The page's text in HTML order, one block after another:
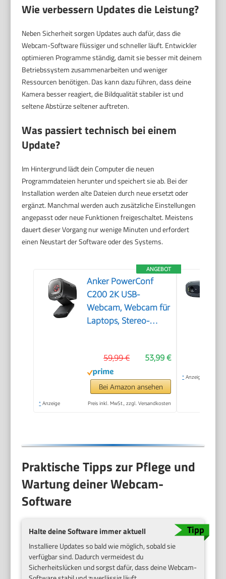
Wie verbessern Updates die Leistung?
Neben Sicherheit sorgen Updates auch dafür, dass die
Webcam-Software flüssiger und schneller läuft. Entwickler
optimieren Programme ständig, damit sie besser mit deinem
Betriebssystem zusammenarbeiten und weniger
Ressourcen benötigen. Das kann dazu führen, dass deine
Kamera besser reagiert, die Bildqualität stabiler ist und
seltene Abstürze seltener auftreten.
Was passiert technisch bei einem
Update?
Im Hintergrund lädt dein Computer die neuen
Programmdateien herunter und speichert sie ab. Bei der
Installation werden alte Dateien durch neue ersetzt oder
ergänzt. Manchmal werden auch zusätzliche Einstellungen
angepasst oder neue Funktionen freigeschaltet. Meistens
dauert dieser Vorgang nur wenige Minuten und erfordert
einen Neustart der Software oder des Systems.
ANGEBOT
Anker PowerConf
C200 2K USB-
Webcam, Webcam für
Laptops, Stereo-
53,99 €
59,99 €
Bei Amazon ansehen
* Anzeige Preis inkl. MwSt., zzgl. Versandkosten
* Anzeige
Praktische Tipps zur Pflege und
Wartung deiner Webcam-
Software
Halte deine Software immer aktuell
Installiere Updates so bald wie möglich, sobald sie
verfügbar sind. Dadurch vermeidest du
Sicherheitslücken und sorgst dafür, dass deine Webcam-